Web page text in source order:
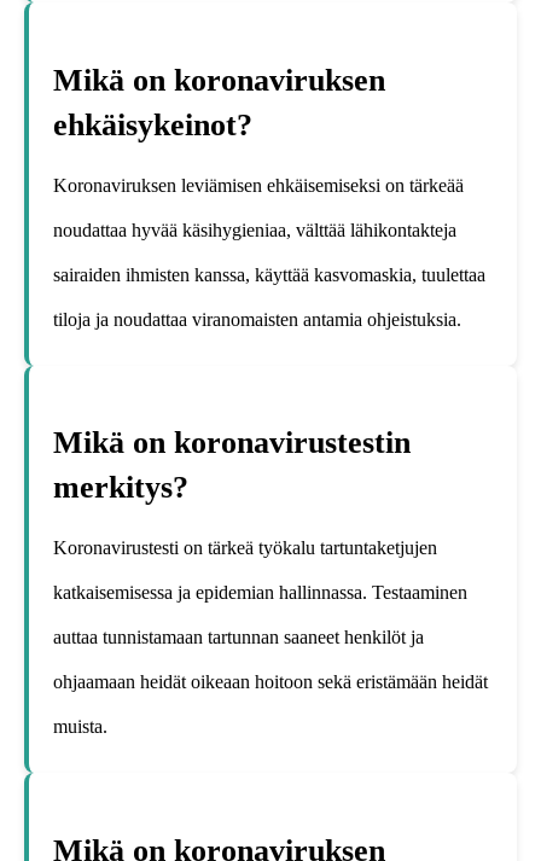
Mikä on koronaviruksen
ehkäisykeinot?
Koronaviruksen leviämisen ehkäisemiseksi on tärkeää
noudattaa hyvää käsihygieniaa, välttää lähikontakteja
sairaiden ihmisten kanssa, käyttää kasvomaskia, tuulettaa
tiloja ja noudattaa viranomaisten antamia ohjeistuksia.
Mikä on koronavirustestin
merkitys?
Koronavirustesti on tärkeä työkalu tartuntaketjujen
katkaisemisessa ja epidemian hallinnassa. Testaaminen
auttaa tunnistamaan tartunnan saaneet henkilöt ja
ohjaamaan heidät oikeaan hoitoon sekä eristämään heidät
muista.
Mikä on koronaviruksen